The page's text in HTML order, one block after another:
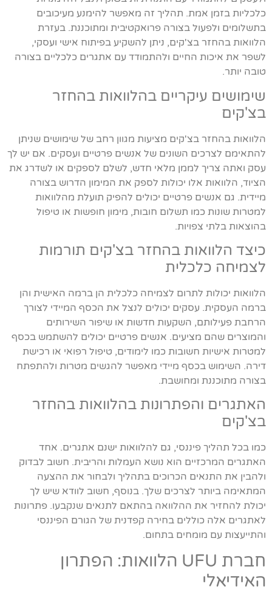
כלכליות בזמן אמת. תהליך זה מאפשר להימנע מעיכובים
בתשלומים ולפעול בצורה פרואקטיבית ומתוכננת. בעזרת
הלוואות בהחזר בצ'קים, ניתן להשקיע בפיתוח אישי ועסקי,
לשפר את איכות החיים ולהתמודד עם אתגרים כלכליים בצורה
טובה יותר.
שימושים עיקריים בהלוואות בהחזר
בצ'קים
הלוואות בהחזר בצ'קים מציעות מגוון רחב של שימושים שניתן
להתאימם לצרכים השונים של אנשים פרטיים ועסקים. אם יש לך
עסק ואתה צריך לממן מלאי חדש, לשלם לספקים או לשדרג את
הציוד, הלוואות אלו יכולות לספק את המימון הדרוש בצורה
מיידית. גם אנשים פרטיים יכולים להפיק תועלת מהלוואות
למטרות שונות כמו תשלום חובות, מימון חופשות או טיפול
בהוצאות בלתי צפויות.
כיצד הלוואות בהחזר בצ'קים תורמות
לצמיחה כלכלית
הלוואות יכולות לתרום לצמיחה כלכלית הן ברמה האישית והן
ברמה העסקית. עסקים יכולים לנצל את הכסף המיידי לצורך
הרחבת פעילותם, השקעות חדשות או שיפור השירותים
והמוצרים שהם מציעים. אנשים פרטיים יכולים להשתמש בכסף
למטרות אישיות חשובות כמו לימודים, טיפול רפואי או רכישת
דירה. השימוש בכסף מיידי מאפשר להגשים מטרות ולהתפתח
בצורה מתוכננת ומחושבת.
האתגרים והפתרונות בהלוואות בהחזר
בצ'קים
כמו בכל תהליך פיננסי, גם להלוואות ישנם אתגרים. אחד
האתגרים המרכזיים הוא נושא העמלות והריבית. חשוב לבדוק
ולהבין את התנאים הכרוכים בתהליך ולבחור את ההצעה
המתאימה ביותר לצרכים שלך. בנוסף, חשוב לוודא שיש לך
יכולת להחזיר את ההלוואה בהתאם לתנאים שנקבעו. פתרונות
לאתגרים אלה כוללים בחירה קפדנית של הגורם הפיננסי
והתייעצות עם מומחים בתחום.
חברת UFU הלוואות: הפתרון
האידיאלי